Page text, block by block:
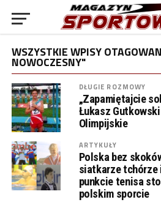
WSZYSTKIE WPISY
NOWOCZESNY"
DŁUGIE ROZMOWY
„Zapamiętajcie
Łukasz
Olimpijskie
ARTYKUŁY
Polska bez
siatkarze tchórze
punkcie tenisa
polskim sporcie